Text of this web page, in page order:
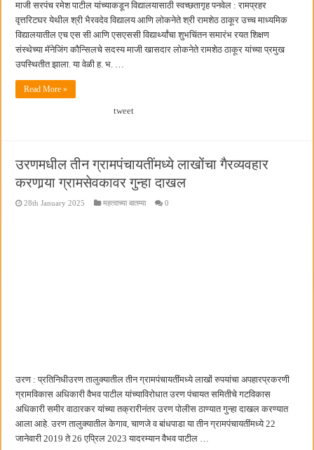
माजी सरपंच रमेश पाटील यांच्याकडून विद्यालयासाठी स्वच्छतागृह पनवेल : रामप्रहर
वृत्तरिटघर येथील श्री भैरवदेव विद्यालय आणि लोकनेते श्री रामशेठ ठाकूर उच्च माध्यमिक
विद्यालयातील एच एस सी आणि एसएससी विद्यार्थ्यांचा शुभचिंतन समारंभ रयत शिक्षण
संस्थेच्या मॅनेजिंग कौन्सिलचे सदस्य माजी खासदार लोकनेते रामशेठ ठाकूर यांच्या प्रमुख
उपस्थितीत झाला. या वेळी ह. भ. …
Read More »
tweet
उरणमधील तीन ग्रामपंचायतींमध्ये लाखोंचा गैरव्यवहार
करणार्‍या ग्रामसेवकावर गुन्हा दाखल
28th January 2025 महत्वाच्या बातम्या 0
उरण : प्रतिनिधीउरण तालुक्यातील तीन ग्रामपंचायतींमध्ये लाखों रुपयांचा अपहारप्रकरणी
ग्रामविकास अधिकारी वैभव पाटील यांच्याविरोधात उरण पंचायत समितीचे गटविकास
अधिकारी समीर वाठारकर यांच्या तक्रारीनंतर उरण पोलीस ठाण्यात गुन्हा दाखल करण्यात
आला आहे. उरण तालुक्यातील केगाव, चाणजे व बांधपाडा या तीन ग्रामपंचायतींमध्ये 22
जानेवारी 2019 ते 26 एप्रिल 2023 यादरम्यान वैभव पाटील …